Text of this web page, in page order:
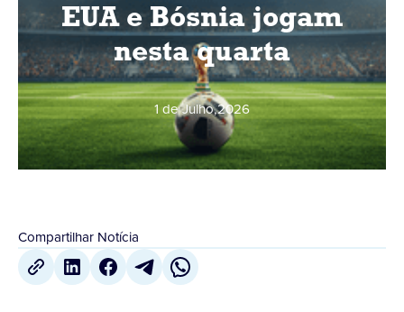
EUA e Bósnia jogam
nesta quarta
1 de Julho,2026
Compartilhar Notícia